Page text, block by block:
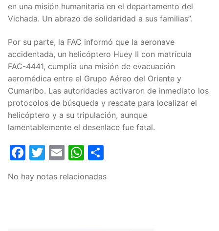
en una misión humanitaria en el departamento del
Vichada. Un abrazo de solidaridad a sus familias”.
Por su parte, la FAC informó que la aeronave
accidentada, un helicóptero Huey II con matrícula
FAC-4441, cumplía una misión de evacuación
aeromédica entre el Grupo Aéreo del Oriente y
Cumaribo. Las autoridades activaron de inmediato los
protocolos de búsqueda y rescate para localizar el
helicóptero y a su tripulación, aunque
lamentablemente el desenlace fue fatal.
Facebook
Twitter
EmailWhatsApp
No hay notas relacionadas